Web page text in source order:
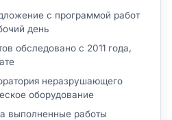
с программой работ
день
обследовано с 2011 года,
неразрушающего
оборудование
выполненные работы